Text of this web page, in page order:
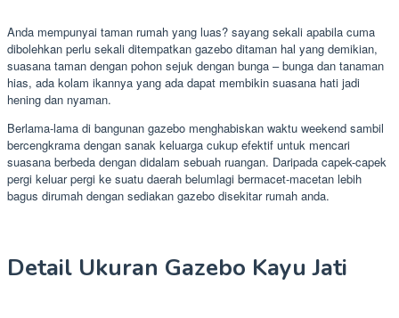
Anda mempunyai taman rumah yang luas? sayang sekali apabila cuma
dibolehkan perlu sekali ditempatkan gazebo ditaman hal yang demikian,
suasana taman dengan pohon sejuk dengan bunga – bunga dan tanaman
hias, ada kolam ikannya yang ada dapat membikin suasana hati jadi
hening dan nyaman.
Berlama-lama di bangunan gazebo menghabiskan waktu weekend sambil
bercengkrama dengan sanak keluarga cukup efektif untuk mencari
suasana berbeda dengan didalam sebuah ruangan. Daripada capek-capek
pergi keluar pergi ke suatu daerah belumlagi bermacet-macetan lebih
bagus dirumah dengan sediakan gazebo disekitar rumah anda.
Detail Ukuran Gazebo Kayu Jati